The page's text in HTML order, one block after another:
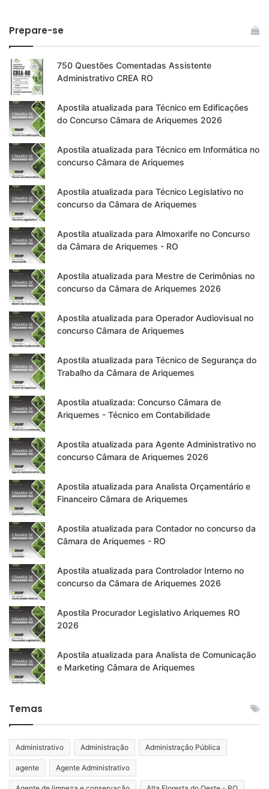
Prepare-se
750 Questões Comentadas Assistente
Administrativo CREA RO
Apostila atualizada para Técnico em Edificações
do Concurso Câmara de Ariquemes 2026
Apostila atualizada para Técnico em Informática no
concurso Câmara de Ariquemes
Apostila atualizada para Técnico Legislativo no
concurso da Câmara de Ariquemes
Apostila atualizada para Almoxarife no Concurso
da Câmara de Ariquemes - RO
Apostila atualizada para Mestre de Cerimônias no
concurso da Câmara de Ariquemes 2026
Apostila atualizada para Operador Audiovisual no
concurso Câmara de Ariquemes
Apostila atualizada para Técnico de Segurança do
Trabalho da Câmara de Ariquemes
Apostila atualizada: Concurso Câmara de
Ariquemes - Técnico em Contabilidade
Apostila atualizada para Agente Administrativo no
concurso Câmara de Ariquemes 2026
Apostila atualizada para Analista Orçamentário e
Financeiro Câmara de Ariquemes
Apostila atualizada para Contador no concurso da
Câmara de Ariquemes - RO
Apostila atualizada para Controlador Interno no
concurso da Câmara de Ariquemes 2026
Apostila Procurador Legislativo Ariquemes RO
2026
Apostila atualizada para Analista de Comunicação
e Marketing Câmara de Ariquemes
Temas
Administrativo Administração Administração Pública
agente Agente Administrativo